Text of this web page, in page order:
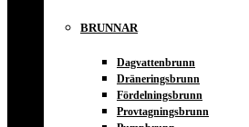
BRUNNAR
Dagvattenbrunn
Dräneringsbrunn
Fördelningsbrunn
Provtagningsbrunn